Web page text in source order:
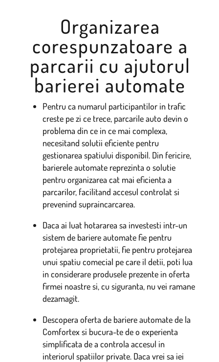
Organizarea
corespunzatoare a
parcarii cu ajutorul
barierei automate
Pentru ca numarul participantilor in trafic
creste pe zi ce trece, parcarile auto devin o
problema din ce in ce mai complexa,
necesitand solutii eficiente pentru
gestionarea spatiului disponibil. Din fericire,
barierele automate reprezinta o solutie
pentru organizarea cat mai eficienta a
parcarilor, facilitand accesul controlat si
prevenind supraincarcarea.
Daca ai luat hotararea sa investesti intr-un
sistem de bariere automate fie pentru
protejarea proprietatii, fie pentru protejarea
unui spatiu comecial pe care il detii, poti lua
in considerare produsele prezente in oferta
firmei noastre si, cu siguranta, nu vei ramane
dezamagit.
Descopera oferta de bariere automate de la
Comfortex si bucura-te de o experienta
simplificata de a controla accesul in
interiorul spatiilor private. Daca vrei sa iei